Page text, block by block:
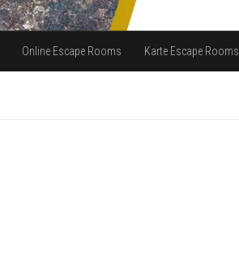
Online Escape Rooms Karte Escape Rooms